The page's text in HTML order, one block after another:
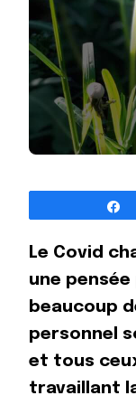
Le Covid
une
beaucoup
personnel
et tous
travaillant